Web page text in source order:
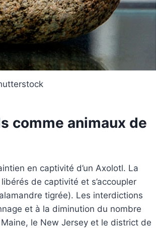
comme animaux de
en captivité d’un Axolotl. La
de captivité et s’accoupler
tigrée). Les interdictions
et à la diminution du nombre
le New Jersey et le district de